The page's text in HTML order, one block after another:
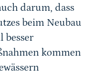
darum, dass
beim Neubau
besser
kommen